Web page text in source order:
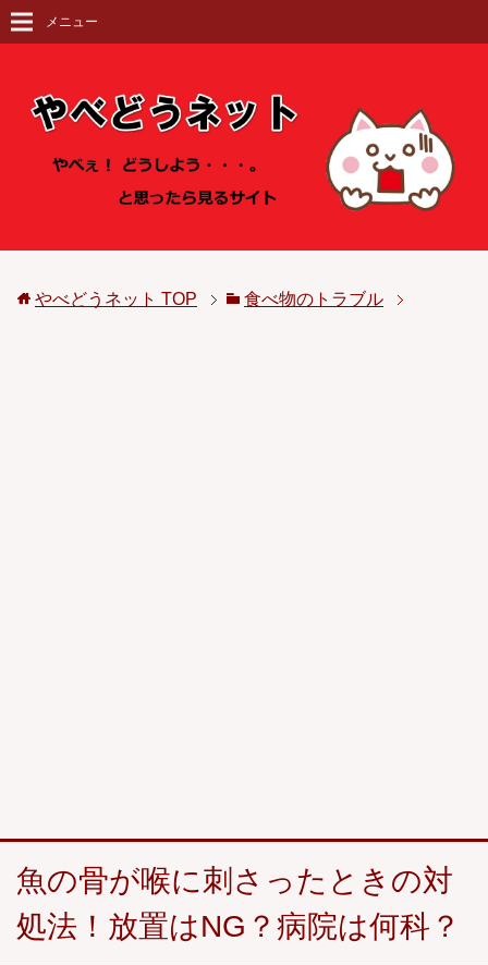
メニュー
やべどうネット TOP 食べ物のトラブル
魚の骨が喉に刺さったときの対
処法！放置はNG？病院は何科？